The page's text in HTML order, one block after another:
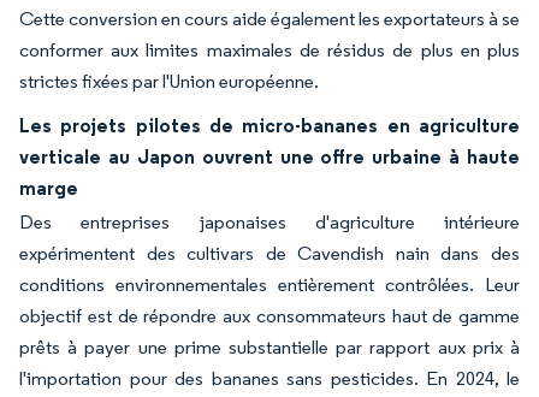
Cette conversion en cours aide également les exportateurs à se
conformer aux limites maximales de résidus de plus en plus
strictes fixées par l'Union européenne.
Les projets pilotes de micro-bananes en agriculture
verticale au Japon ouvrent une offre urbaine à haute
marge
Des entreprises japonaises d'agriculture intérieure
expérimentent des cultivars de Cavendish nain dans des
conditions environnementales entièrement contrôlées. Leur
objectif est de répondre aux consommateurs haut de gamme
prêts à payer une prime substantielle par rapport aux prix à
l'importation pour des bananes sans pesticides. En 2024, le